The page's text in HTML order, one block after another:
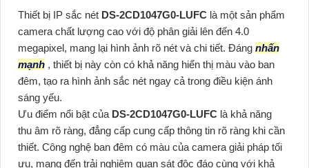
Thiết bị IP sắc nét DS-2CD1047G0-LUFC là một sản phẩm
camera chất lượng cao với độ phân giải lên đến 4.0
megapixel, mang lại hình ảnh rõ nét và chi tiết. Đáng nhấn
mạnh , thiết bị này còn có khả năng hiển thị màu vào ban
đêm, tạo ra hình ảnh sắc nét ngay cả trong điều kiện ánh
sáng yếu.
Ưu điểm nổi bật của DS-2CD1047G0-LUFC là khả năng
thu âm rõ ràng, đẳng cấp cung cấp thông tin rõ ràng khi cần
thiết. Công nghệ ban đêm có màu của camera giải pháp tối
ưu, mang đến trải nghiệm quan sát độc đáo cùng với khả